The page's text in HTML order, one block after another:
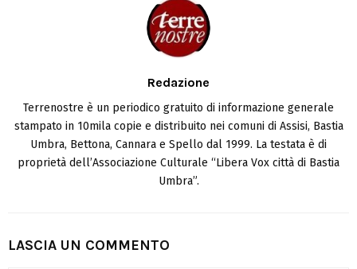
Redazione
Terrenostre è un periodico gratuito di informazione generale
stampato in 10mila copie e distribuito nei comuni di Assisi, Bastia
Umbra, Bettona, Cannara e Spello dal 1999. La testata è di
proprietà dell’Associazione Culturale “Libera Vox città di Bastia
Umbra”.
LASCIA UN COMMENTO